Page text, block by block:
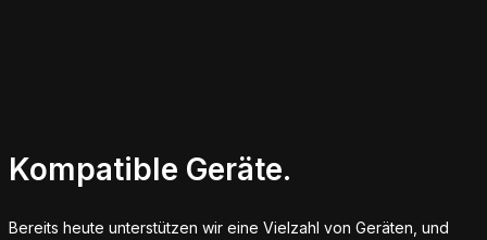
Kompatible Geräte.
Bereits heute unterstützen wir eine Vielzahl von Geräten, und